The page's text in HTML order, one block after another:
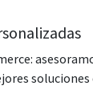
soluciones